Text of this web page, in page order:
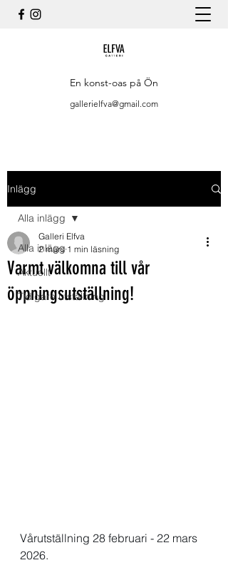
En konst-oas på Ön
gallerielfva@gmail.com
Inlägg
Alla inlägg
Aktuellt
Tidigare utställning
Alla inlägg
Varmt välkomna till vår
öppningsutställning!
Galleri Elfva
2 mars 1 min läsning
Vårutställning 28 februari - 22 mars
2026.